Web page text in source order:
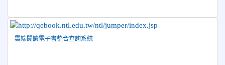
2026-03-17 榮譽
賀 本校游泳隊參加115年花蓮縣市長盃分
齡游泳錦標賽 榮獲佳績！
雲端閱讀電子書整合查詢系統